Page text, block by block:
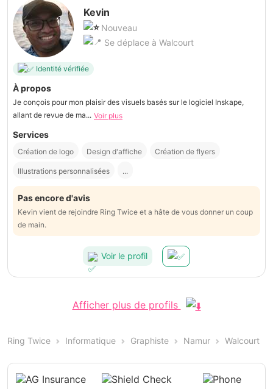
Kevin
Nouveau
Se déplace à Walcourt
Identité vérifiée
À propos
Je conçois pour mon plaisir des visuels basés sur le logiciel Inskape,
allant de revue de ma... Voir plus
Services
Création de logo Design d'affiche Création de flyers
Illustrations personnalisées ...
Pas encore d'avis
Kevin vient de rejoindre Ring Twice et a hâte de vous donner un coup
de main.
Voir le profil
Afficher plus de profils
Ring Twice Informatique Graphiste Namur Walcourt